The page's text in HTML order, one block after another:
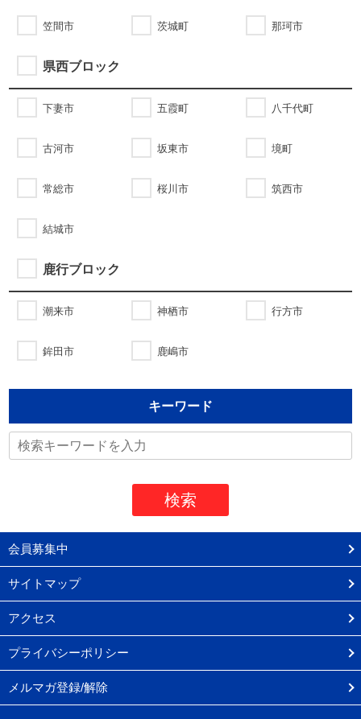
笠間市 茨城町 那珂市
県西ブロック
下妻市 五霞町 八千代町
古河市 坂東市 境町
常総市 桜川市 筑西市
結城市
鹿行ブロック
潮来市 神栖市 行方市
鉾田市 鹿嶋市
キーワード
会員募集中
サイトマップ
アクセス
プライバシーポリシー
メルマガ登録/解除